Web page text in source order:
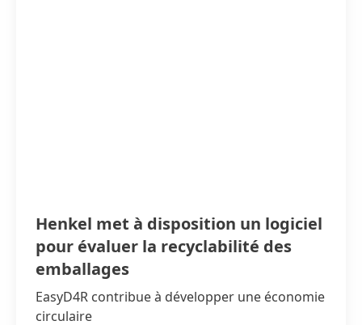
Henkel met à disposition un logiciel
pour évaluer la recyclabilité des
emballages
EasyD4R contribue à développer une économie
circulaire